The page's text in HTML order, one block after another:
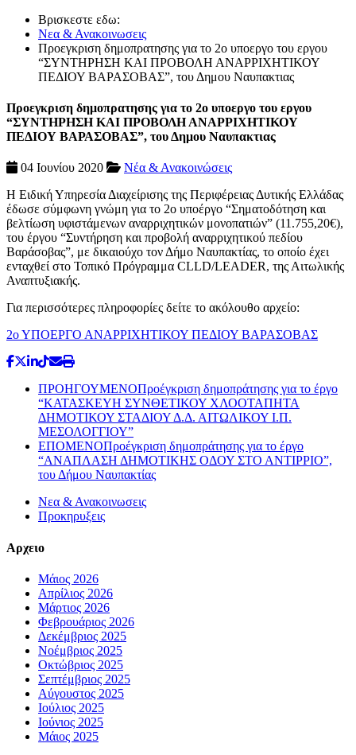
Βρισκεστε εδω:
Νεα & Ανακοινωσεις
Προεγκριση δημοπρατησης για το 2ο υποεργο του εργου
“ΣΥΝΤΗΡΗΣΗ ΚΑΙ ΠΡΟΒΟΛΗ ΑΝΑΡΡΙΧΗΤΙΚΟΥ
ΠΕΔΙΟΥ ΒΑΡΑΣΟΒΑΣ”, του Δημου Ναυπακτιας
Προεγκριση δημοπρατησης για το 2ο υποεργο του εργου
“ΣΥΝΤΗΡΗΣΗ ΚΑΙ ΠΡΟΒΟΛΗ ΑΝΑΡΡΙΧΗΤΙΚΟΥ
ΠΕΔΙΟΥ ΒΑΡΑΣΟΒΑΣ”, του Δημου Ναυπακτιας
04 Ιουνίου 2020
Νέα & Ανακοινώσεις
Η Ειδική Υπηρεσία Διαχείρισης της Περιφέρειας Δυτικής Ελλάδας
έδωσε σύμφωνη γνώμη για το 2ο υποέργο “Σηματοδότηση και
βελτίωση υφιστάμενων αναρριχητικών μονοπατιών” (11.755,20€),
του έργου “Συντήρηση και προβολή αναρριχητικού πεδίου
Βαράσοβας”, με δικαιούχο τον Δήμο Ναυπακτίας, το οποίο έχει
ενταχθεί στο Τοπικό Πρόγραμμα CLLD/LEADER, της Αιτωλικής
Αναπτυξιακής.
Για περισσότερες πληροφορίες δείτε το ακόλουθο αρχείο:
2ο ΥΠΟΕΡΓΟ ΑΝΑΡΡΙΧΗΤΙΚΟΥ ΠΕΔΙΟΥ ΒΑΡΑΣΟΒΑΣ
ΠΡΟΗΓΟΥΜΕΝΟΠροέγκριση δημοπράτησης για το έργο
“ΚΑΤΑΣΚΕΥΗ ΣΥΝΘΕΤΙΚΟΥ ΧΛΟΟΤΑΠΗΤΑ
ΔΗΜΟΤΙΚΟΥ ΣΤΑΔΙΟΥ Δ.Δ. ΑΙΤΩΛΙΚΟΥ Ι.Π.
ΜΕΣΟΛΟΓΓΙΟΥ”
ΕΠΟΜΕΝΟΠροέγκριση δημοπράτησης για το έργο
“ΑΝΑΠΛΑΣΗ ΔΗΜΟΤΙΚΗΣ ΟΔΟΥ ΣΤΟ ΑΝΤΙΡΡΙΟ”,
του Δήμου Ναυπακτίας
Νεα & Ανακοινωσεις
Προκηρυξεις
Αρχειο
Μάιος 2026
Απρίλιος 2026
Μάρτιος 2026
Φεβρουάριος 2026
Δεκέμβριος 2025
Νοέμβριος 2025
Οκτώβριος 2025
Σεπτέμβριος 2025
Αύγουστος 2025
Ιούλιος 2025
Ιούνιος 2025
Μάιος 2025